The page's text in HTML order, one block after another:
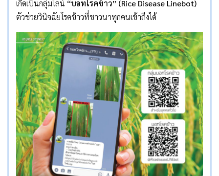
เกิดเป็นกลุ่มไลน์ “บอทโรคข้าว” (Rice Disease Linebot)
ตัวช่วยวินิจฉัยโรคข้าวที่ชาวนาทุกคนเข้าถึงได้